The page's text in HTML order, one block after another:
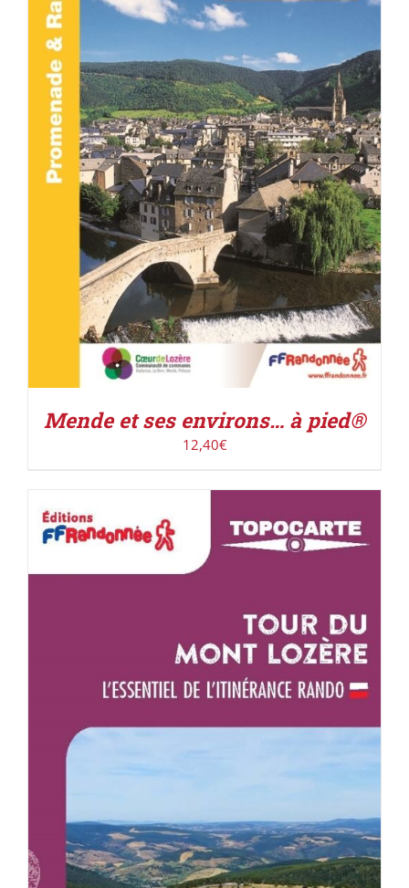
ACHETER LE PRODUIT / DÉTAILS
Mende et ses environs… à pied®
12,40€